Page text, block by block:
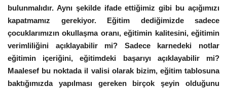
bulunmalıdır. Aynı şekilde ifade ettiğimiz gibi bu açığımızı
kapatmamız gerekiyor. Eğitim dediğimizde sadece
çocuklarımızın okullaşma oranı, eğitimin kalitesini, eğitimin
verimliliğini açıklayabilir mi? Sadece karnedeki notlar
eğitimin içeriğini, eğitimdeki başarıyı açıklayabilir mi?
Maalesef bu noktada il valisi olarak bizim, eğitim tablosuna
baktığımızda yapılması gereken birçok şeyin olduğunu